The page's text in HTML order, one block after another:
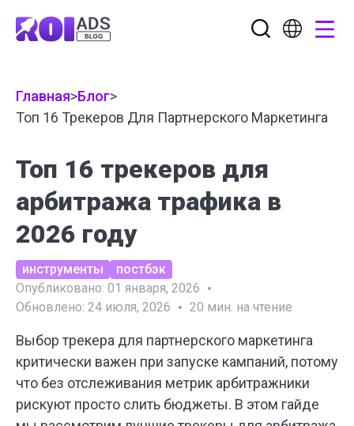
Главная>Блог>
Топ 16 Трекеров Для Партнерского Маркетинга
Топ 16 трекеров для
арбитража трафика в
2026 году
инструменты
постбэк
Опубликовано: 01 января, 2026
Обновлено: 24 июля, 2026 20 мин. на чтение
Выбор трекера для партнерского маркетинга
критически важен при запуске кампаний, потому
что без отслеживания метрик арбитражники
рискуют просто слить бюджеты. В этом гайде